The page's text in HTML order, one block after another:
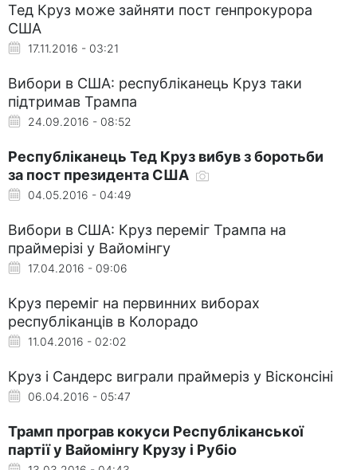
Тед Круз може зайняти пост генпрокурора
США
17.11.2016 - 03:21
Вибори в США: республіканець Круз таки
підтримав Трампа
24.09.2016 - 08:52
Республіканець Тед Круз вибув з боротьби
за пост президента США
04.05.2016 - 04:49
Вибори в США: Круз переміг Трампа на
праймерізі у Вайомінгу
17.04.2016 - 09:06
Круз переміг на первинних виборах
республіканців в Колорадо
11.04.2016 - 02:02
Круз і Сандерс виграли праймеріз у Вісконсіні
06.04.2016 - 05:47
Трамп програв кокуси Республіканської
партії у Вайомінгу Крузу і Рубіо